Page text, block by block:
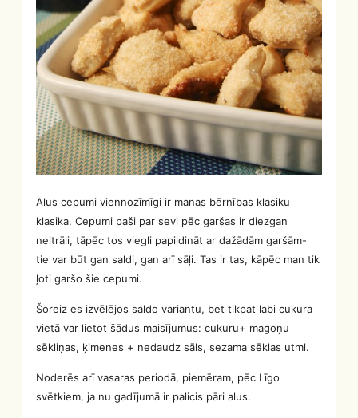
Alus cepumi viennozīmīgi ir manas bērnības klasiku
klasika. Cepumi paši par sevi pēc garšas ir diezgan
neitrāli, tāpēc tos viegli papildināt ar dažādām garšām-
tie var būt gan saldi, gan arī sāļi. Tas ir tas, kāpēc man tik
ļoti garšo šie cepumi.
Šoreiz es izvēlējos saldo variantu, bet tikpat labi cukura
vietā var lietot šādus maisījumus: cukuru+ magoņu
sēkliņas, ķimenes + nedaudz sāls, sezama sēklas utml.
Noderēs arī vasaras periodā, piemēram, pēc Līgo
svētkiem, ja nu gadījumā ir palicis pāri alus.